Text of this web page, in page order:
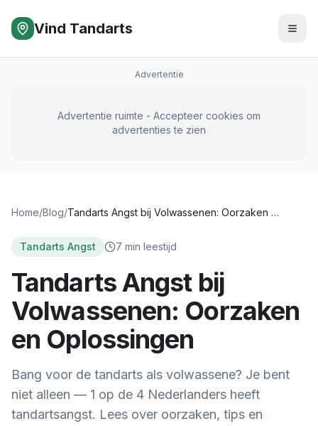
Vind Tandarts
Advertentie
Advertentie ruimte - Accepteer cookies om
advertenties te zien
Home/Blog/ Tandarts Angst bij Volwassenen: Oorzaken en Oplossingen
Tandarts Angst 7 min leestijd
Tandarts Angst bij
Volwassenen: Oorzaken
en Oplossingen
Bang voor de tandarts als volwassene? Je bent
niet alleen — 1 op de 4 Nederlanders heeft
tandartsangst. Lees over oorzaken, tips en